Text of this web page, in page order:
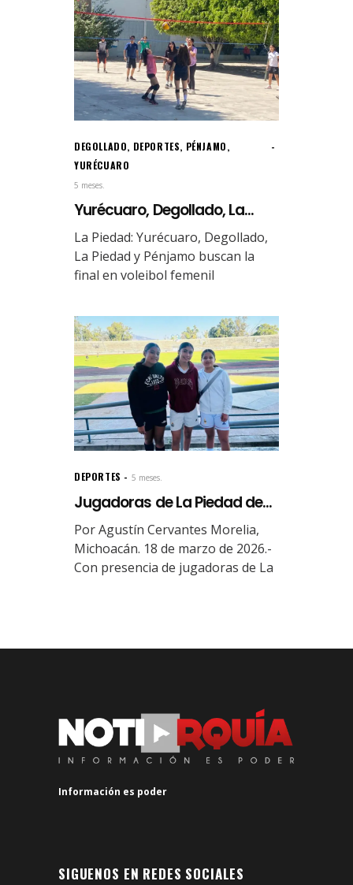
DEGOLLADO, DEPORTES, PÉNJAMO,
YURÉCUARO
5 meses.
Yurécuaro, Degollado, La...
La Piedad: Yurécuaro, Degollado,
La Piedad y Pénjamo buscan la
final en voleibol femenil
DEPORTES 5 meses.
Jugadoras de La Piedad de...
Por Agustín Cervantes Morelia,
Michoacán. 18 de marzo de 2026.-
Con presencia de jugadoras de La
Información es poder
SIGUENOS EN REDES SOCIALES